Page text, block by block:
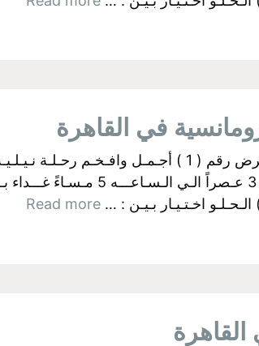
البواخر الفرعونية بالجيزة اولآ: رحــلات الـغـداء
اخـتـيـار بـيـن : … Read more